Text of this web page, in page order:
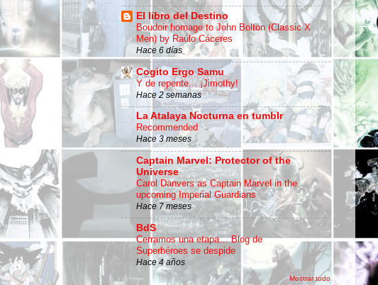
El libro del Destino
Boudoir homage to John Bolton (Classic X
Men) by Raúlo Cáceres
Hace 6 días
Cogito Ergo Samu
Y de repente... ¡Jimothy!
Hace 2 semanas
La Atalaya Nocturna en tumblr
Recommended
Hace 3 meses
Captain Marvel: Protector of the
Universe
Carol Danvers as Captain Marvel in the
upcoming Imperial Guardians
Hace 7 meses
BdS
Cerramos una etapa… Blog de
Superhéroes se despide
Hace 4 años
Mostrar todo